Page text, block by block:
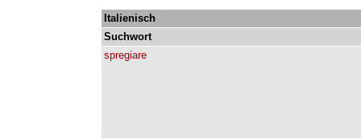
Italienisch
Suchwort
spregiare